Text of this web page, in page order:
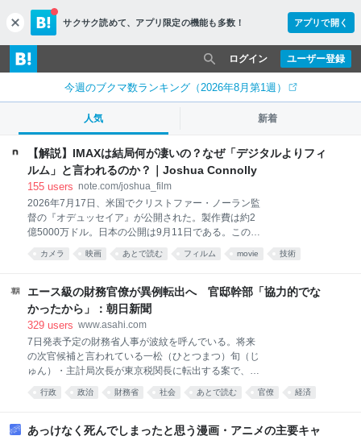
c
l
o
s
サクサク読めて、 アプリ限定の機能も多数！ アプリで開く
ユーザー登録
ログイン
今週のブクマ数ランキング（2026年8月第1週）
人気 新着
【解説】IMAXは結局何が凄いの？なぜ「デジタルよりフィ
ルム」と言われるのか？｜Joshua Connolly
155 users note.com/joshua_film
2026年7月17日、米国でクリストファー・ノーラン監
督の『オデュッセイア』が公開された。製作費は約2
億5000万ドル。日本の公開は9月11日である。この映
画には、映画史上「初」の肩書きがひとつ付いてい
る。全編がIMAXフィルムカメラで撮影された、史上最
う技術が衆人の元でデビューしたのは1970年、大阪万
博の富士グループパビリオンだったというのはご存知
だろうか。そこで上映された『Tiger Child』が世界初
た、しかもフィルムという過去の技術が、2026年のい
ま、業界最高額クラスの超大作を丸ごと任されてい
る。スマホですら8K動画が撮れる時代に、なぜだろう
か？ 思えば、「大作を観るならやっぱりIMAXで」と
カメラ 映画 あとで読む フィルム movie 技術
エース級の財務官僚が異例転出へ 官邸幹部「協力的でな
かったから」：朝日新聞
329 users www.asahi.com
7日発表予定の財務省人事が波紋を呼んでいる。将来
の次官候補と言われている一松（ひとつまつ）旬（じ
ゅん）・主計局次長が東京税関長に転出する案で、エ
ース級の財務官僚がこのポストに就くのは異例。消費
減税な…
行政 政治 財務省 社会 あとで読む 官僚 経済
あっけなく死んでしまったと思う漫画・アニメの主要キャ